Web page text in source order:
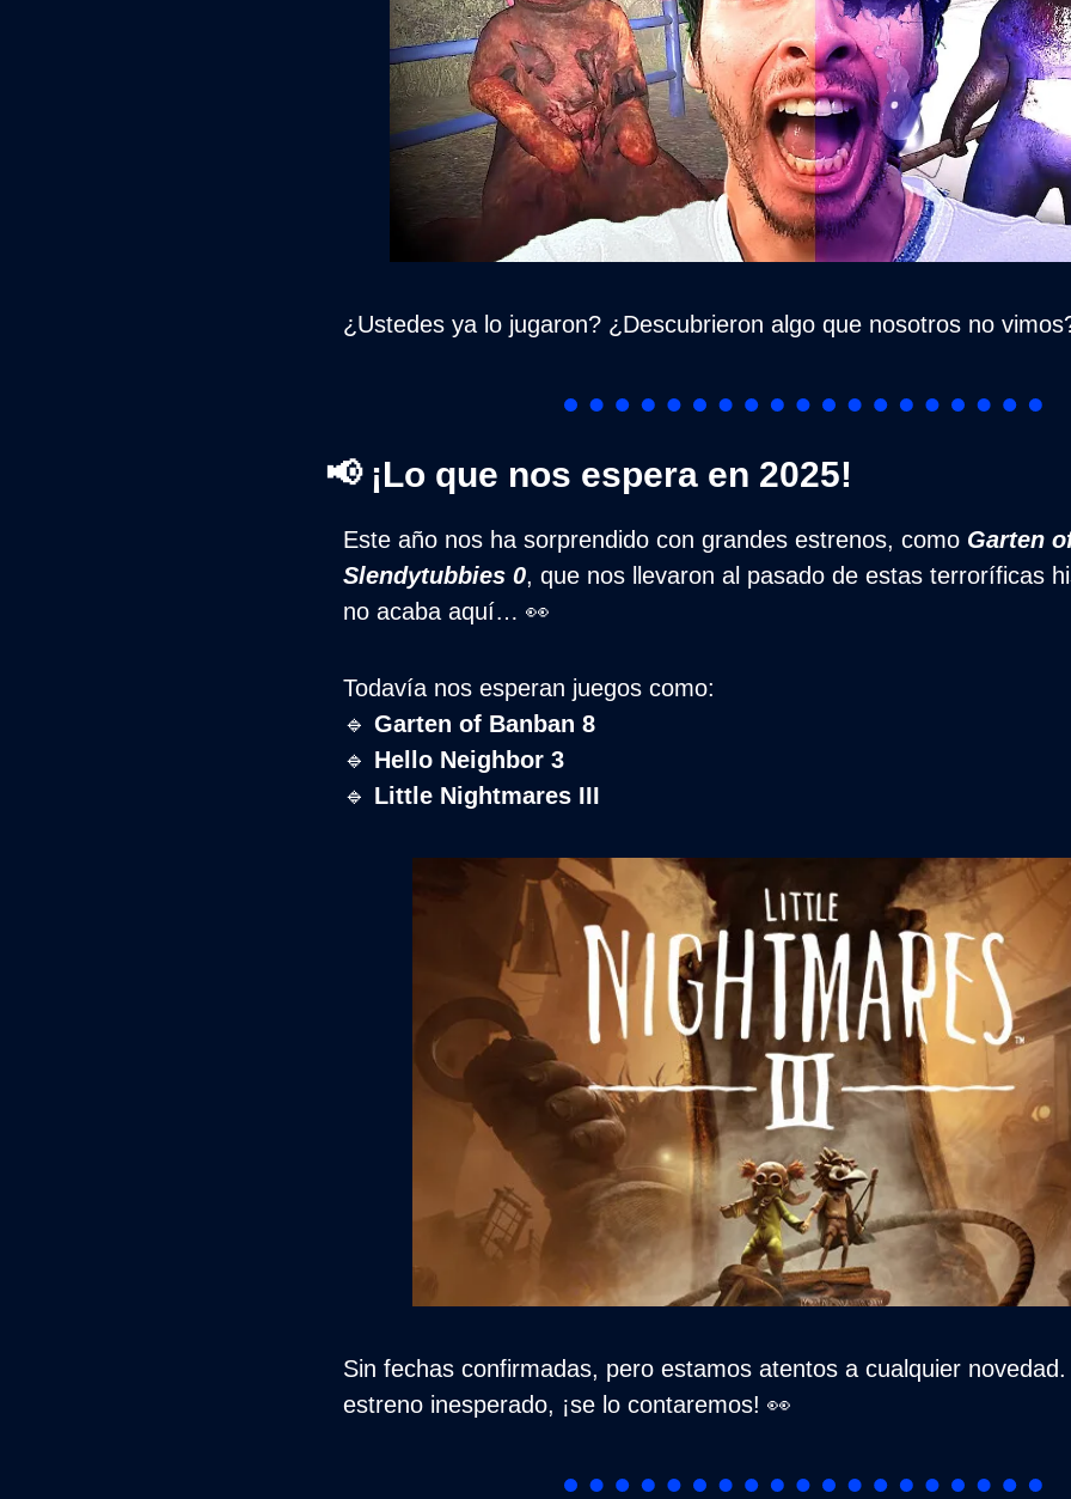
¿Ustedes ya lo jugaron? ¿Descubrieron algo que nosotros no
📢 ¡Lo que nos espera en 2025!
Este año nos ha sorprendido con grandes estrenos, como Garten
Slendytubbies 0, que nos llevaron al pasado de estas terroríficas
no acaba aquí… 👀
Todavía nos esperan juegos como:
🔹 Garten of Banban 8
🔹 Hello Neighbor 3
🔹 Little Nightmares III
Sin fechas confirmadas, pero estamos atentos a cualquier
estreno inesperado, ¡se lo contaremos! 👀